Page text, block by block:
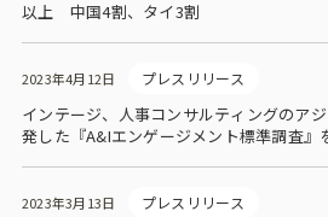
以上 中国4割、タイ3割
2023年4月12日 プレスリリース
インテージ、人事コンサルティングのア
発した『A&Iエンゲージメント標準調査』
2023年3月13日 プレスリリース